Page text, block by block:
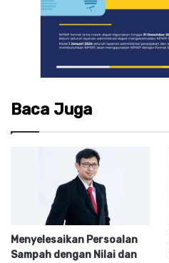
Baca Juga
Menyelesaikan Persoalan
Sampah dengan Nilai dan